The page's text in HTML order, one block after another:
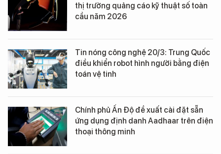
thị trường quảng cáo kỹ thuật số toàn
cầu năm 2026
Tin nóng công nghệ 20/3: Trung Quốc
điều khiển robot hình người bằng điện
toán vệ tinh
Chính phủ Ấn Độ đề xuất cài đặt sẵn
ứng dụng định danh Aadhaar trên điện
thoại thông minh